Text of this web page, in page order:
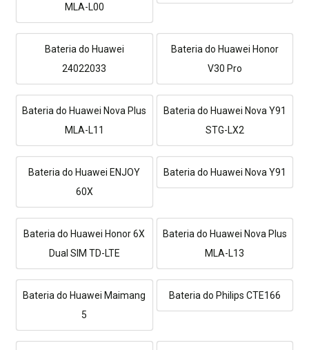
MLA-L00
Bateria do Huawei
24022033
Bateria do Huawei Honor
V30 Pro
Bateria do Huawei Nova Plus
MLA-L11
Bateria do Huawei Nova Y91
STG-LX2
Bateria do Huawei ENJOY
60X
Bateria do Huawei Nova Y91
Bateria do Huawei Honor 6X
Dual SIM TD-LTE
Bateria do Huawei Nova Plus
MLA-L13
Bateria do Huawei Maimang
5
Bateria do Philips CTE166